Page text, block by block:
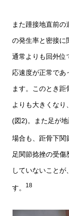
また踵接地直前
の発生率と密接に
通常よりも回外位
応速度が正常であ
ます。このとき
よりも大きくな
(図2)。また足が
場合も、距骨下関
足関節捻挫の受
していないこと
す。 18